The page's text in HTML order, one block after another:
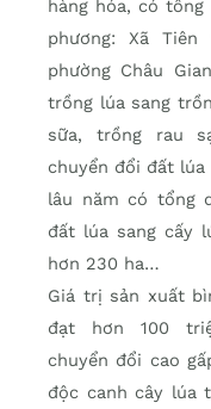
hàng hóa, có
phương: Xã Tiên
phường Châu
trồng lúa sang
sữa, trồng rau
chuyển đổi đất lúa
lâu năm có tổng
đất lúa sang cấy
hơn 230 ha…
Giá trị sản xuất
đạt hơn 100
chuyển đổi cao
độc canh cây lúa